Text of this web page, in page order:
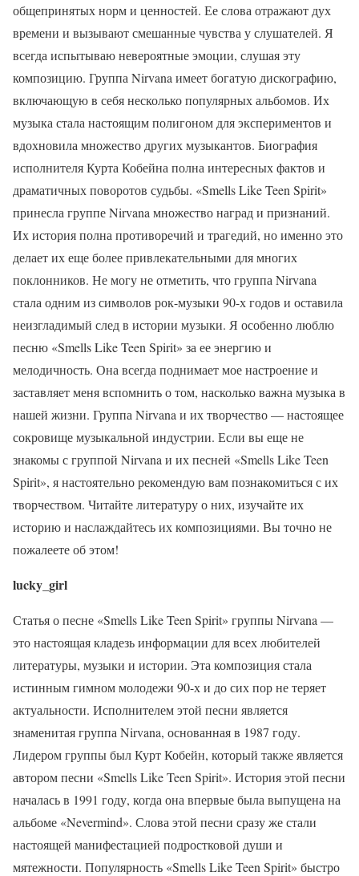
общепринятых норм и ценностей. Ее слова отражают дух
времени и вызывают смешанные чувства у слушателей. Я
всегда испытываю невероятные эмоции, слушая эту
композицию. Группа Nirvana имеет богатую дискографию,
включающую в себя несколько популярных альбомов. Их
музыка стала настоящим полигоном для экспериментов и
вдохновила множество других музыкантов. Биография
исполнителя Курта Кобейна полна интересных фактов и
драматичных поворотов судьбы. «Smells Like Teen Spirit»
принесла группе Nirvana множество наград и признаний.
Их история полна противоречий и трагедий, но именно это
делает их еще более привлекательными для многих
поклонников. Не могу не отметить, что группа Nirvana
стала одним из символов рок-музыки 90-х годов и оставила
неизгладимый след в истории музыки. Я особенно люблю
песню «Smells Like Teen Spirit» за ее энергию и
мелодичность. Она всегда поднимает мое настроение и
заставляет меня вспомнить о том, насколько важна музыка в
нашей жизни. Группа Nirvana и их творчество — настоящее
сокровище музыкальной индустрии. Если вы еще не
знакомы с группой Nirvana и их песней «Smells Like Teen
Spirit», я настоятельно рекомендую вам познакомиться с их
творчеством. Читайте литературу о них, изучайте их
историю и наслаждайтесь их композициями. Вы точно не
пожалеете об этом!
lucky_girl
Статья о песне «Smells Like Teen Spirit» группы Nirvana —
это настоящая кладезь информации для всех любителей
литературы, музыки и истории. Эта композиция стала
истинным гимном молодежи 90-х и до сих пор не теряет
актуальности. Исполнителем этой песни является
знаменитая группа Nirvana, основанная в 1987 году.
Лидером группы был Курт Кобейн, который также является
автором песни «Smells Like Teen Spirit». История этой песни
началась в 1991 году, когда она впервые была выпущена на
альбоме «Nevermind». Слова этой песни сразу же стали
настоящей манифестацией подростковой души и
мятежности. Популярность «Smells Like Teen Spirit» быстро